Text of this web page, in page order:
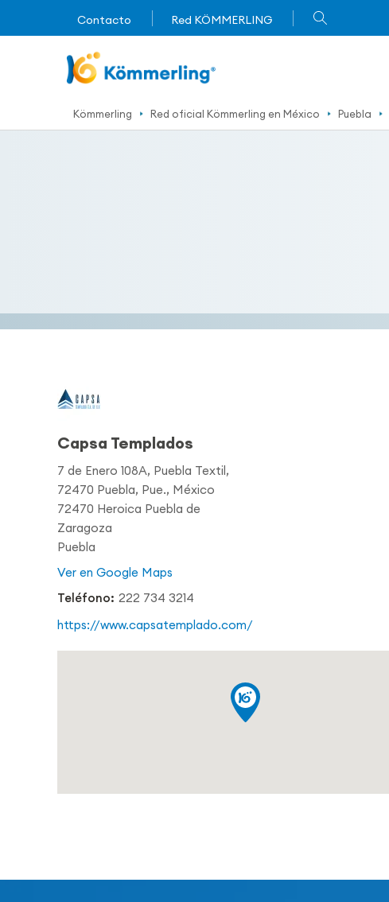
Contacto Red KÖMMERLING
Kömmerling Red oficial Kömmerling en México Puebla
Capsa Templados
7 de Enero 108A, Puebla Textil,
72470 Puebla, Pue., México
72470 Heroica Puebla de
Zaragoza
Puebla
Ver en Google Maps
Teléfono: 222 734 3214
https://www.capsatemplado.com/